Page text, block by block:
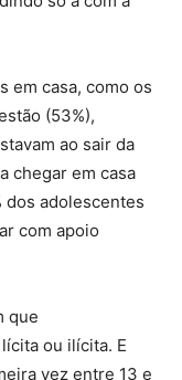
em casa, como os
(53%),
ao sair da
chegar em casa
dos adolescentes
com apoio
que
ou ilícita. E
vez entre 13 e